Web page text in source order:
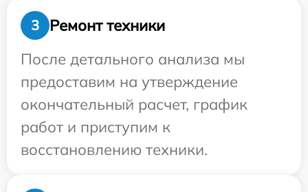
3
Ремонт техники
После детального анализа мы
предоставим на утверждение
окончательный расчет, график
работ и приступим к
восстановлению техники.